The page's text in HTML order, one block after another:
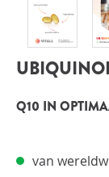
Q10 IN
van